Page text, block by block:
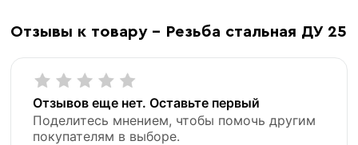
Отзывы к товару - Резьба стальная ДУ 25
Отзывов еще нет. Оставьте первый
Поделитесь мнением, чтобы помочь другим
покупателям в выборе.